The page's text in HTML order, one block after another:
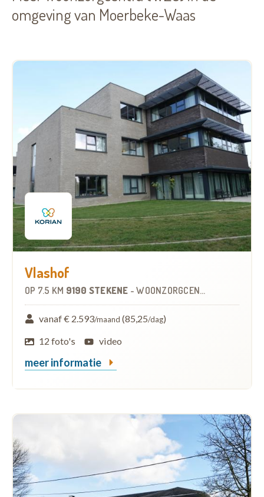
omgeving van Moerbeke-Waas
Vlashof
OP 7.5 KM 9190 STEKENE -WOONZORGCENTRUM (WZC)
vanaf € 2.593/maand (85,25/dag)
12 foto's
video
meer informatie